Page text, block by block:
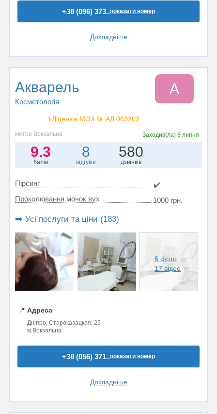
+38 (096) 373..показати номер
Докладніше
Акварель
Косметологія
⚕️Ліцензія МОЗ № АД 063202
А
метро Вокзальна Заходив(ла)8 липня
9.3
балів
8
відгуків
580
дзвінків
Пірсинг
✔️
Проколювання мочок вух
1000 грн.
➡️ Усі послуги та ціни (183)
6 фото
17 відео
📍 Адреса
Дніпро, Староказацкая, 25
м.Вокзальна
+38 (056) 371..показати номер
Докладніше